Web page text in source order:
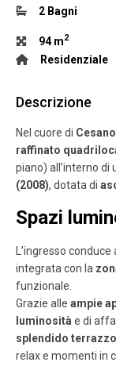
2 Bagni
94 m2
Residenziale
Descrizione
Nel cuore di
raffinato
piano) all’interno di
(2008), dotata di
Spazi
L’ingresso conduce
integrata con la
funzionale.
Grazie alle ampie
luminosità e di
splendido
relax e momenti in